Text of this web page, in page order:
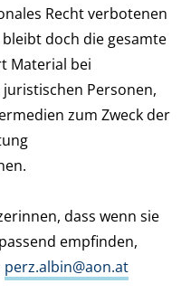
Recht verbotenen
doch die gesamte
Material bei
Personen,
zum Zweck der
dass wenn sie
empfinden,
perz.albin@aon.at